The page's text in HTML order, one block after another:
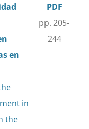
en
in
the
PDF
pp. 205-
244